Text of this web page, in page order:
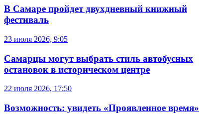
В Самаре пройдет двухдневный книжный
фестиваль
23 июля 2026, 9:05
Самарцы могут выбрать стиль автобусных
остановок в историческом центре
22 июля 2026, 17:50
Возможность: увидеть «Проявленное время»